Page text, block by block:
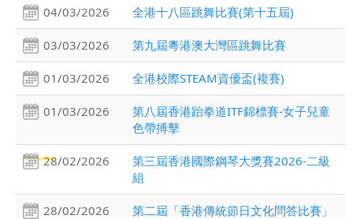
04/03/2026 全港十八區跳舞比賽(第十五屆)
03/03/2026 第九屆粵港澳大灣區跳舞比賽
01/03/2026 全港校際STEAM資優盃(複賽)
01/03/2026
第八屆香港跆拳道ITF錦標賽-女子兒童
色帶搏擊
28/02/2026
第三屆香港國際鋼琴大獎賽2026-二級
組
28/02/2026 第二屆「香港傳統節日文化問答比賽」